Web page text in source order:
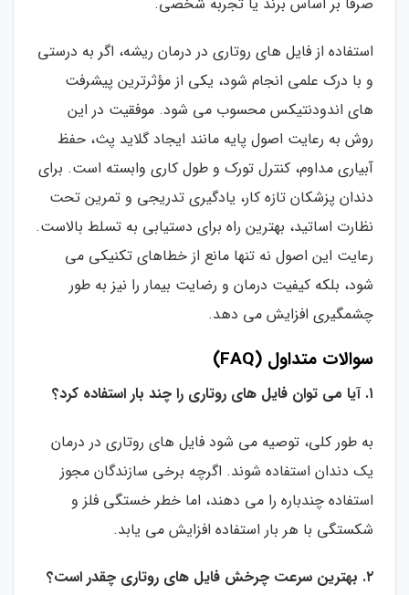
استفاده از فایل های روتاری در درمان ریشه، اگر به درستی
و با درک علمی انجام شود، یکی از مؤثرترین پیشرفت
های اندودنتیکس محسوب می شود. موفقیت در این
روش به رعایت اصول پایه مانند ایجاد گلاید پث، حفظ
آبیاری مداوم، کنترل تورک و طول کاری وابسته است. برای
دندان پزشکان تازه کار، یادگیری تدریجی و تمرین تحت
نظارت اساتید، بهترین راه برای دستیابی به تسلط بالاست.
رعایت این اصول نه تنها مانع از خطاهای تکنیکی می
شود، بلکه کیفیت درمان و رضایت بیمار را نیز به طور
چشمگیری افزایش می دهد.
سوالات متداول (FAQ)
۱. آیا می توان فایل های روتاری را چند بار استفاده کرد؟
به طور کلی، توصیه می شود فایل های روتاری در درمان
یک دندان استفاده شوند. اگرچه برخی سازندگان مجوز
استفاده چندباره را می دهند، اما خطر خستگی فلز و
شکستگی با هر بار استفاده افزایش می یابد.
۲. بهترین سرعت چرخش فایل های روتاری چقدر است؟